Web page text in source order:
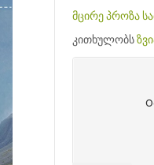
მცირე პროზა
კითხულობს